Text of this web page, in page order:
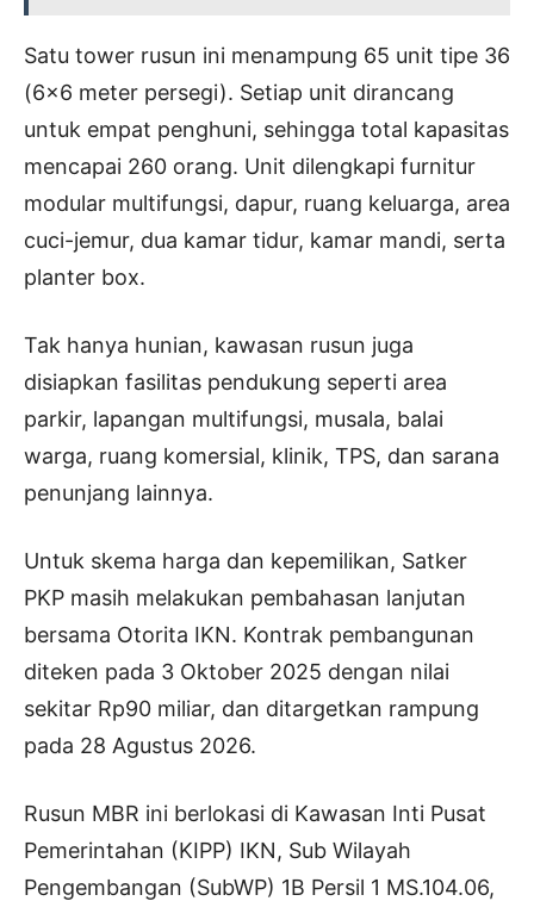
Satu tower rusun ini menampung 65 unit tipe 36
(6×6 meter persegi). Setiap unit dirancang
untuk empat penghuni, sehingga total kapasitas
mencapai 260 orang. Unit dilengkapi furnitur
modular multifungsi, dapur, ruang keluarga, area
cuci-jemur, dua kamar tidur, kamar mandi, serta
planter box.
Tak hanya hunian, kawasan rusun juga
disiapkan fasilitas pendukung seperti area
parkir, lapangan multifungsi, musala, balai
warga, ruang komersial, klinik, TPS, dan sarana
penunjang lainnya.
Untuk skema harga dan kepemilikan, Satker
PKP masih melakukan pembahasan lanjutan
bersama Otorita IKN. Kontrak pembangunan
diteken pada 3 Oktober 2025 dengan nilai
sekitar Rp90 miliar, dan ditargetkan rampung
pada 28 Agustus 2026.
Rusun MBR ini berlokasi di Kawasan Inti Pusat
Pemerintahan (KIPP) IKN, Sub Wilayah
Pengembangan (SubWP) 1B Persil 1 MS.104.06,